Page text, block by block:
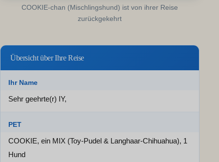
COOKIE-chan (Mischlingshund) ist von ihrer Reise
zurückgekehrt
Übersicht über Ihre Reise
Ihr Name
Sehr geehrte(r) IY,
PET
COOKIE, ein MIX (Toy-Pudel & Langhaar-Chihuahua), 1
Hund